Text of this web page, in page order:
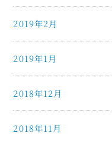
2019年2月
2019年1月
2018年12月
2018年11月